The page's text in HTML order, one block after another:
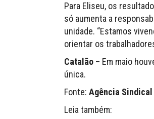
Para Eliseu, os
só aumenta a
unidade. “Estamos
orientar os
Catalão – Em maio
única.
Fonte: Agência Sindical
Leia também: